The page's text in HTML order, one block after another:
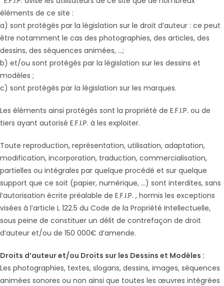
éléments de ce site :
a) sont protégés par la législation sur le droit d’auteur : ce peut
être notamment le cas des photographies, des articles, des
dessins, des séquences animées, …;
b) et/ou sont protégés par la législation sur les dessins et
modèles ;
c) sont protégés par la législation sur les marques.
Les éléments ainsi protégés sont la propriété de E.F.I.P. ou de
tiers ayant autorisé E.F.I.P. à les exploiter.
Toute reproduction, représentation, utilisation, adaptation,
modification, incorporation, traduction, commercialisation,
partielles ou intégrales par quelque procédé et sur quelque
support que ce soit (papier, numérique, …) sont interdites, sans
l’autorisation écrite préalable de E.F.I.P. , hormis les exceptions
visées à l’article L 122.5 du Code de la Propriété Intellectuelle,
sous peine de constituer un délit de contrefaçon de droit
d’auteur et/ou de 150 000€ d’amende.
Droits d’auteur et/ou Droits sur les Dessins et Modèles :
Les photographies, textes, slogans, dessins, images, séquences
animées sonores ou non ainsi que toutes les œuvres intégrées